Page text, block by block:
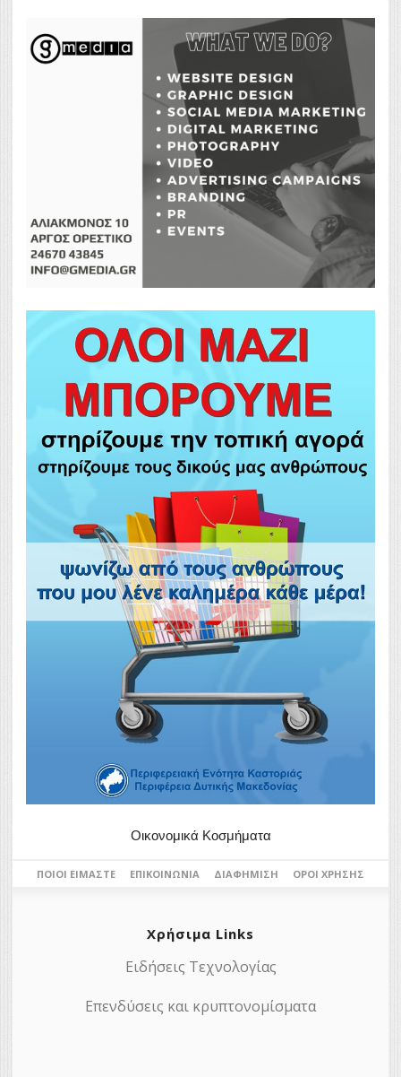
Οικονομικά Κοσμήματα
ΠΟΙΟΙ ΕΊΜΑΣΤΕ ΕΠΙΚΟΙΝΩΝΊΑ ΔΙΑΦΉΜΙΣΗ ΌΡΟΙ ΧΡΉΣΗΣ
Χρήσιμα Links
Ειδήσεις Τεχνολογίας
Επενδύσεις και κρυπτονομίσματα